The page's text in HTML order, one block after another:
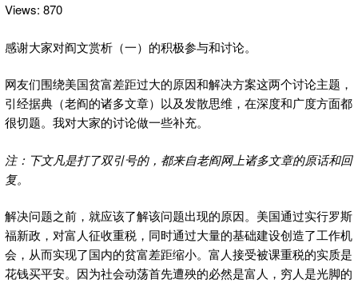
Views: 870
感谢大家对阎文赏析（一）的积极参与和讨论。
网友们围绕美国贫富差距过大的原因和解决方案这两个讨论主题，
引经据典（老阎的诸多文章）以及发散思维，在深度和广度方面都
很切题。我对大家的讨论做一些补充。
注：下文凡是打了双引号的，都来自老阎网上诸多文章的原话和回
复。
解决问题之前，就应该了解该问题出现的原因。美国通过实行罗斯
福新政，对富人征收重税，同时通过大量的基础建设创造了工作机
会，从而实现了国内的贫富差距缩小。富人接受被课重税的实质是
花钱买平安。因为社会动荡首先遭殃的必然是富人，穷人是光脚的